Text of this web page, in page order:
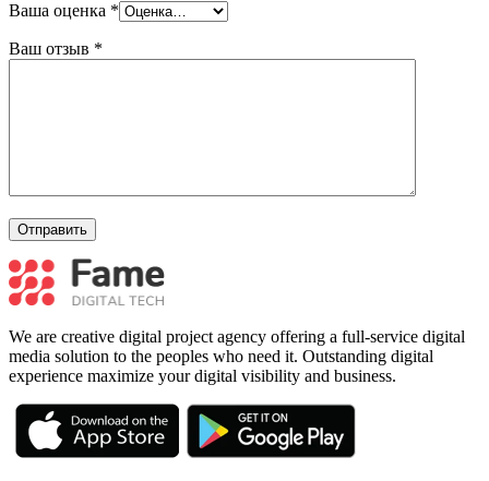
Ваша оценка *
Ваш отзыв *
We are creative digital project agency offering a full-service digital
media solution to the peoples who need it. Outstanding digital
experience maximize your digital visibility and business.